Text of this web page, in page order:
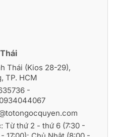
Thái (Kios 28-29),
TP. HCM
-
0934044067
: Từ thứ 2 - thứ 6 (7:30 -